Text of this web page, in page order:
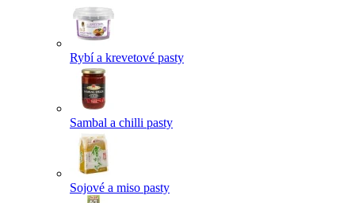
Rybí a krevetové pasty
Sambal a chilli pasty
Sojové a miso pasty